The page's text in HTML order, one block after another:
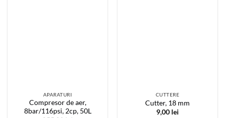
APARATURI
Compresor de aer,
8bar/116psi, 2cp, 50L
CUTTERE
Cutter, 18 mm
9,00 lei